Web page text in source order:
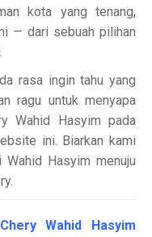
kota yang tenang,
— dari sebuah pilihan
rasa ingin tahu yang
ragu untuk menyapa
Wahid Hasyim pada
ini. Biarkan kami
Hasyim menuju
Chery Wahid Hasyim